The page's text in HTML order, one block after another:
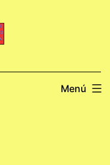
Menú